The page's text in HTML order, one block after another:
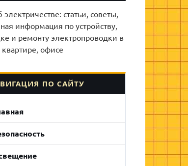
электричестве: статьи, советы,
информация по устройству,
и ремонту электропроводки в
офисе
ПО САЙТУ